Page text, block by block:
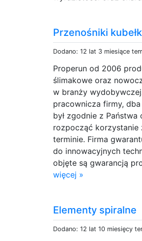
Przenośniki
Dodano: 12 lat 3 miesiące
Properun od 2006
ślimakowe oraz
w branży
pracownicza firmy,
był zgodnie z
rozpocząć korzystanie
terminie. Firma
do innowacyjnych
objęte są gwarancją
więcej »
Elementy spiralne
Dodano: 12 lat 10 miesięcy